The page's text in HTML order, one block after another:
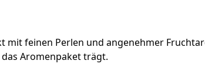
feinen Perlen und angenehmer
Aromenpaket trägt.